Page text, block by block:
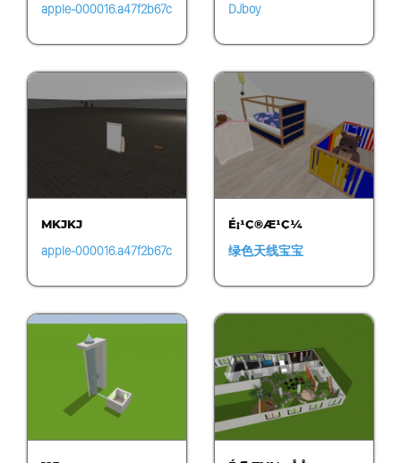
apple-000016.a47f2b67c
DJboy
MKJKJ
apple-000016.a47f2b67c
É¡¹Ç®Æ¹Ç¼
绿色天线宝宝